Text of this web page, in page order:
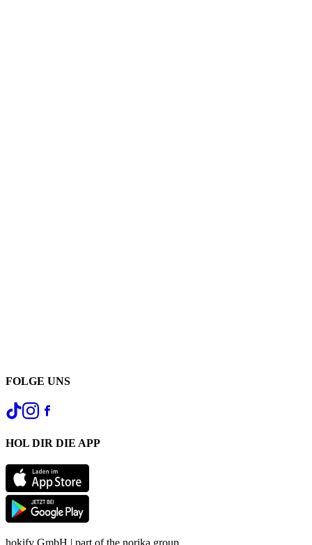
FOLGE UNS
HOL DIR DIE APP
hokify GmbH | part of the norika group